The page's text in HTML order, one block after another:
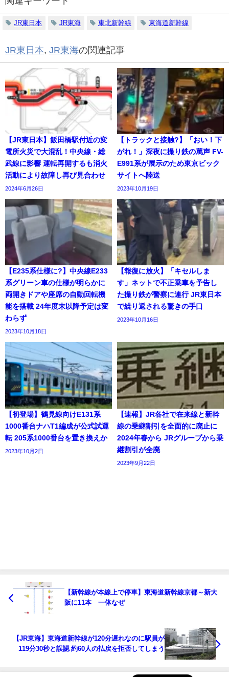
JR東日本 JR東海 東北新幹線 東海道新幹線
JR東日本, JR東海の関連記事
【JR東日本】飯田橋駅付近の変
電所火災で大混乱！中央線・総
武線に影響 運転再開するも消火
活動により故障し再び見合わせ
2024年6月26日
【トラックと接触?】「おい！下
がれ！」深夜に撮り鉄の罵声 FV-
E991系が展示のため東京ビック
サイトへ陸送
2023年10月19日
【E235系仕様に?】中央線E233
系グリーン車の仕様が明らかに
両開きドアや座席の自動回転機
能を搭載 24年度末以降予定は変
わらず
2023年10月18日
【報復に放火】「キセルしま
す」ネットで不正乗車を予告し
た撮り鉄が警察に連行 JR東日本
で繰り返される驚きの手口
2023年10月16日
【初登場】鶴見線向けE131系
1000番台ナハT1編成が公式試運
転 205系1000番台を置き換えか
2023年10月2日
【速報】JR各社で在来線と新幹
線の乗継割引を全面的に廃止に
2024年春から JRグループから乗
継割引が全廃
2023年9月22日
【新幹線が本線上で停車】東海道新幹線京都～新大
阪に11本 一体なぜ
【JR東海】東海道新幹線が120分遅れなのに駅員が
119分30秒と誤認 約60人の払戻を拒否してしまう